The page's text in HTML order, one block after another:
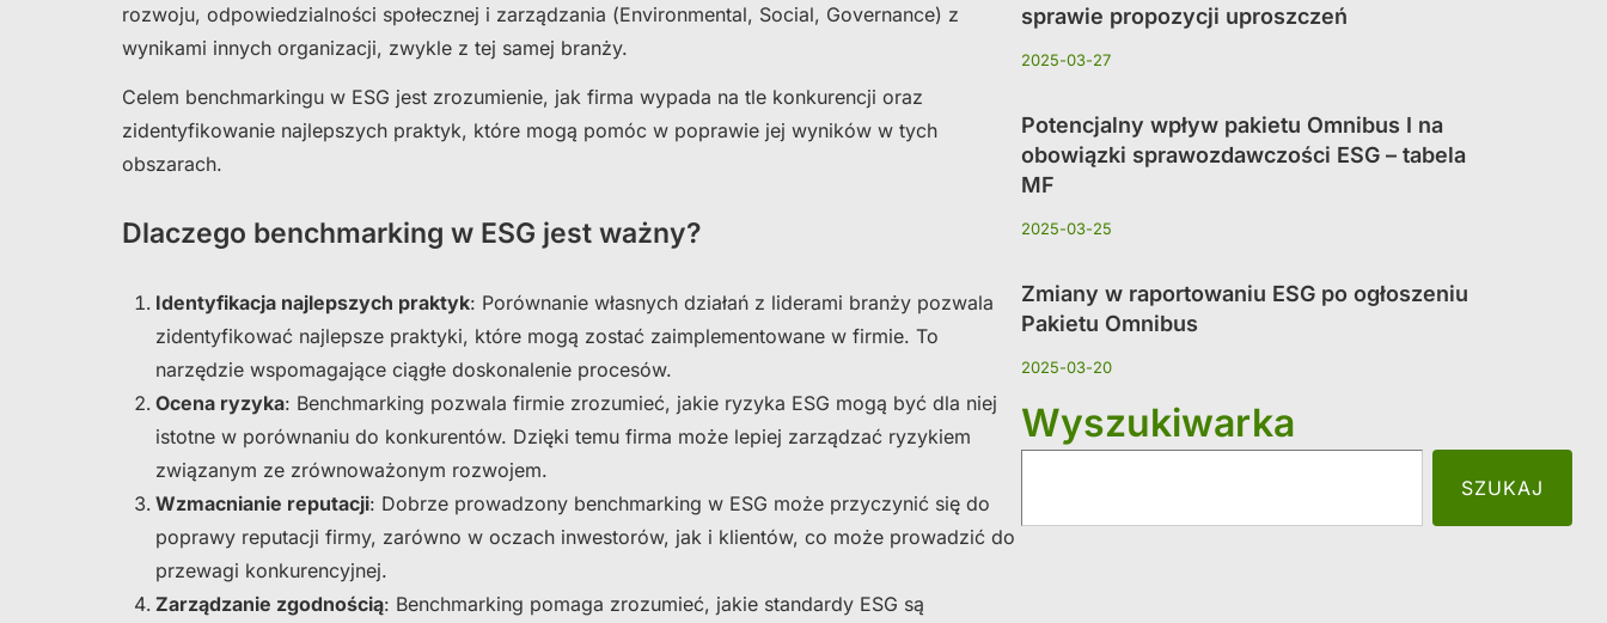
rozwoju, odpowiedzialności społecznej i zarządzania (Environmental, Social, Governance) z
wynikami innych organizacji, zwykle z tej samej branży.
Celem benchmarkingu w ESG jest zrozumienie, jak firma wypada na tle konkurencji oraz
zidentyfikowanie najlepszych praktyk, które mogą pomóc w poprawie jej wyników w tych
obszarach.
Dlaczego benchmarking w ESG jest ważny?
Identyfikacja najlepszych praktyk: Porównanie własnych działań z liderami branży pozwala
zidentyfikować najlepsze praktyki, które mogą zostać zaimplementowane w firmie. To
narzędzie wspomagające ciągłe doskonalenie procesów.
Ocena ryzyka: Benchmarking pozwala firmie zrozumieć, jakie ryzyka ESG mogą być dla niej
istotne w porównaniu do konkurentów. Dzięki temu firma może lepiej zarządzać ryzykiem
związanym ze zrównoważonym rozwojem.
Wzmacnianie reputacji: Dobrze prowadzony benchmarking w ESG może przyczynić się do
poprawy reputacji firmy, zarówno w oczach inwestorów, jak i klientów, co może prowadzić do
przewagi konkurencyjnej.
Zarządzanie zgodnością: Benchmarking pomaga zrozumieć, jakie standardy ESG są
sprawie propozycji uproszczeń
2025-03-27
Potencjalny wpływ pakietu Omnibus I na
obowiązki sprawozdawczości ESG – tabela
MF
2025-03-25
Zmiany w raportowaniu ESG po ogłoszeniu
Pakietu Omnibus
2025-03-20
Wyszukiwarka
SZUKAJ